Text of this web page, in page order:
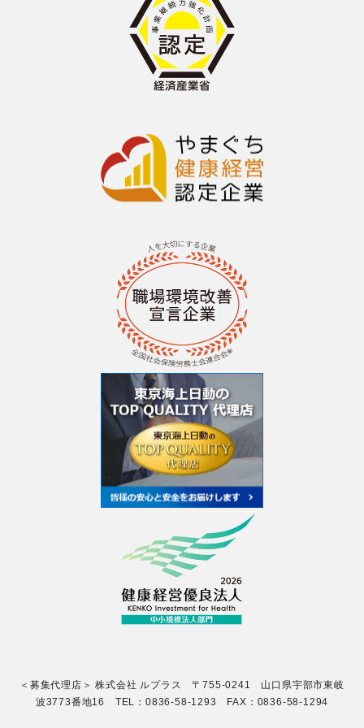
＜募集代理店＞ 株式会社 ルプラス 〒755-0241 山口県宇部市東岐
波3773番地16 TEL：0836-58-1293 FAX：0836-58-1294